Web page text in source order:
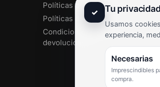
Políticas de privacidad
Políticas de cookies
Condiciones de envío y
devoluciones
✓ Tu
Usamos
experiencia,
Necesarias
Imprescindibles
compra.